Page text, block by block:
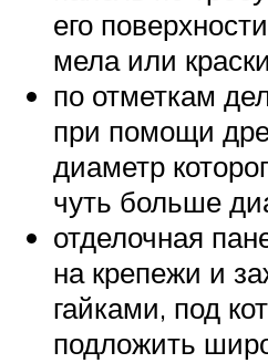
его
мела или
по отметкам
при помощи
диаметр
чуть больше
отделочная
на крепежи и
гайками, под
подложить